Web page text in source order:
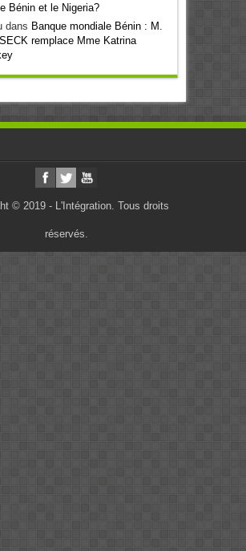
Bénin et le Nigeria?
dans Banque mondiale Bénin : M.
remplace Mme Katrina
© 2019 - L'Intégration. Tous droits
réservés.